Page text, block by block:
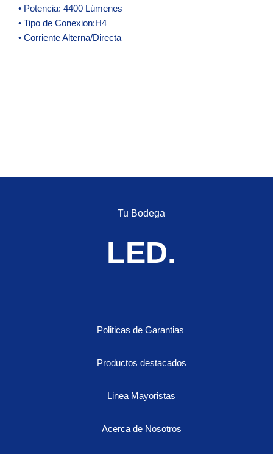
• Potencia: 4400 Lúmenes
• Tipo de Conexion:H4
• Corriente Alterna/Directa
Tu Bodega
LED.
Politicas de Garantias
Productos destacados
Linea Mayoristas
Acerca de Nosotros